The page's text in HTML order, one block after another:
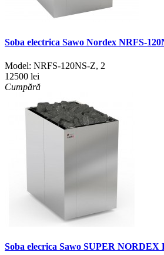
Soba electrica Sawo Nordex NRFS-
Model: NRFS-120NS-Z, 2
12500 lei
Cumpără
Soba elecrica Sawo SUPER NORDEX